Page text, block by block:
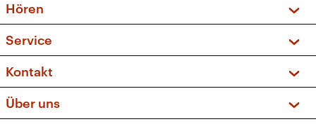
Sendungen und Podcasts
Musikliste
Kakadu – Das Kinderprogramm
Hören
Frequenzen (UKW + DAB+)
Service
FAQ
Apps
Newsletter
Kontakt
Social Media
Über uns